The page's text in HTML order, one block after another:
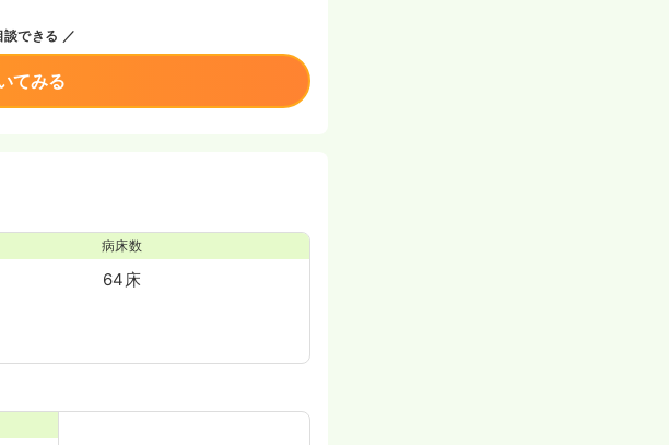
できる
てみる
病床数
64床